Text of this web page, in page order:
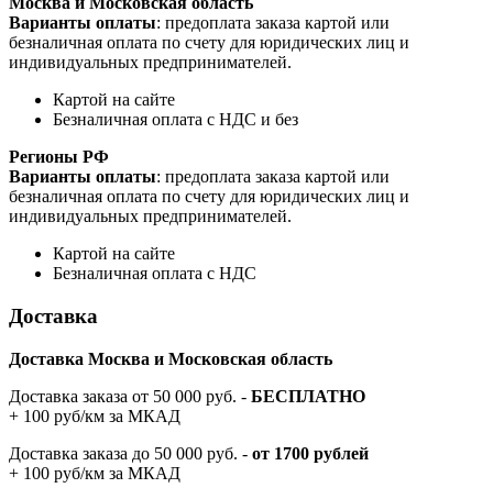
Варианты оплаты: предоплата заказа картой или
безналичная оплата по счету для юридических лиц и
индивидуальных предпринимателей.
Картой на сайте
Безналичная оплата с НДС и без
Регионы РФ
Варианты оплаты: предоплата заказа картой или
безналичная оплата по счету для юридических лиц и
индивидуальных предпринимателей.
Картой на сайте
Безналичная оплата с НДС
Доставка
Доставка Москва и Московская область
Доставка заказа от 50 000 руб. - БЕСПЛАТНО
+ 100 руб/км за МКАД
Доставка заказа до 50 000 руб. - от 1700 рублей
+ 100 руб/км за МКАД